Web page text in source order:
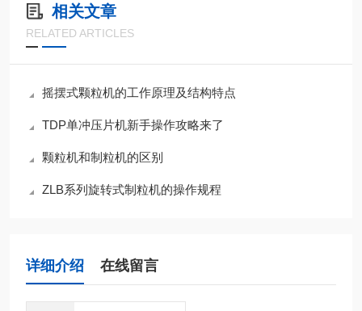
相关文章
RELATED ARTICLES
摇摆式颗粒机的工作原理及结构特点
TDP单冲压片机新手操作攻略来了
颗粒机和制粒机的区别
ZLB系列旋转式制粒机的操作规程
详细介绍 在线留言